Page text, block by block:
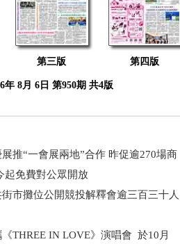
第三版 第四版
年 8月 6日 第950期 共4版
推“一會展兩地”合作 昨促逾270場商
起免費對公眾開放
市攤位公開競投解釋會逾三百三十人
THREE IN LOVE》演唱會 於10月